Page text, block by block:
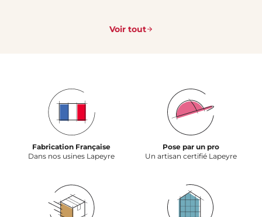
Voir tout
Fabrication Française
Dans nos usines Lapeyre
Pose par un pro
Un artisan certifié Lapeyre